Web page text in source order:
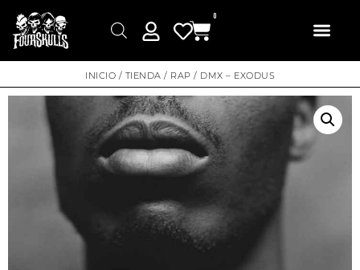
0
INICIO / TIENDA / RAP / DMX – EXODUS